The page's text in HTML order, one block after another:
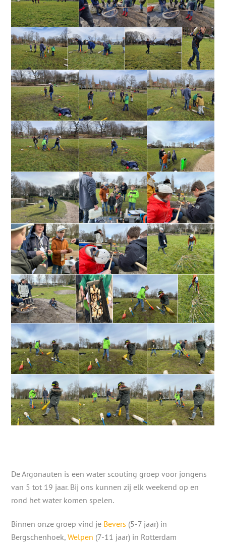
De Argonauten is een water scouting groep voor jongens
van 5 tot 19 jaar. Bij ons kunnen zij elk weekend op en
rond het water komen spelen.
Binnen onze groep vind je Bevers (5-7 jaar) in
Bergschenhoek,Welpen (7-11 jaar) in Rotterdam